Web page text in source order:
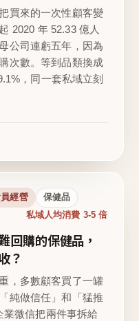
買來的一次性顧客變
2020 年 52.33 億人
公司連虧五年，因為
次數。等到品類換成
，同一套私域立刻
經營 保健品
私域人均消費 3-5 倍
回購的保健品，
？
，多數顧客買了一罐
純做信任」和「猛推
微信把兩件事拆給